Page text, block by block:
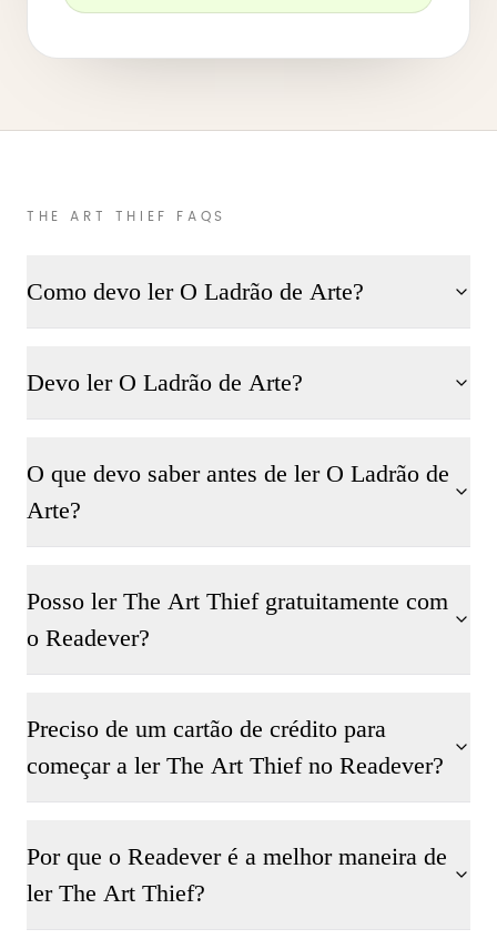
THE ART THIEF FAQS
Como devo ler O Ladrão de Arte?
Devo ler O Ladrão de Arte?
O que devo saber antes de ler O Ladrão de
Arte?
Posso ler The Art Thief gratuitamente com
o Readever?
Preciso de um cartão de crédito para
começar a ler The Art Thief no Readever?
Por que o Readever é a melhor maneira de
ler The Art Thief?